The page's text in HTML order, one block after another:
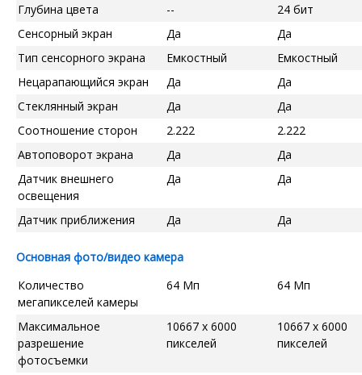
Глубина цвета
--
24 бит
Сенсорный экран
Да
Да
Тип сенсорного экрана
Емкостный
Емкостный
Нецарапающийся экран
Да
Да
Стеклянный экран
Да
Да
Соотношение сторон
2.222
2.222
Автоповорот экрана
Да
Да
Датчик внешнего
освещения
Да Да
Датчик приближения Да Да
Основная фото/видео камера
Количество
мегапикселей камеры
64 Мп 64 Мп
Максимальное
разрешение
фотосъемки
10667 x 6000
пикселей
10667 x 6000
пикселей